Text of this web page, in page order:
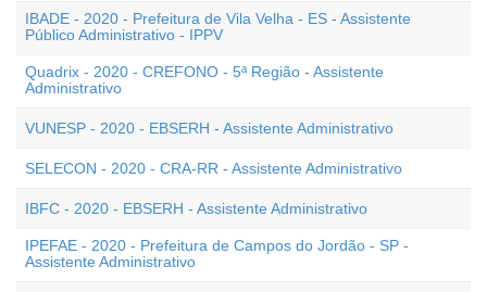
IBADE - 2020 - Prefeitura de Vila Velha - ES - Assistente
Público Administrativo - IPPV
Quadrix - 2020 - CREFONO - 5ª Região - Assistente
Administrativo
VUNESP - 2020 - EBSERH - Assistente Administrativo
SELECON - 2020 - CRA-RR - Assistente Administrativo
IBFC - 2020 - EBSERH - Assistente Administrativo
IPEFAE - 2020 - Prefeitura de Campos do Jordão - SP -
Assistente Administrativo